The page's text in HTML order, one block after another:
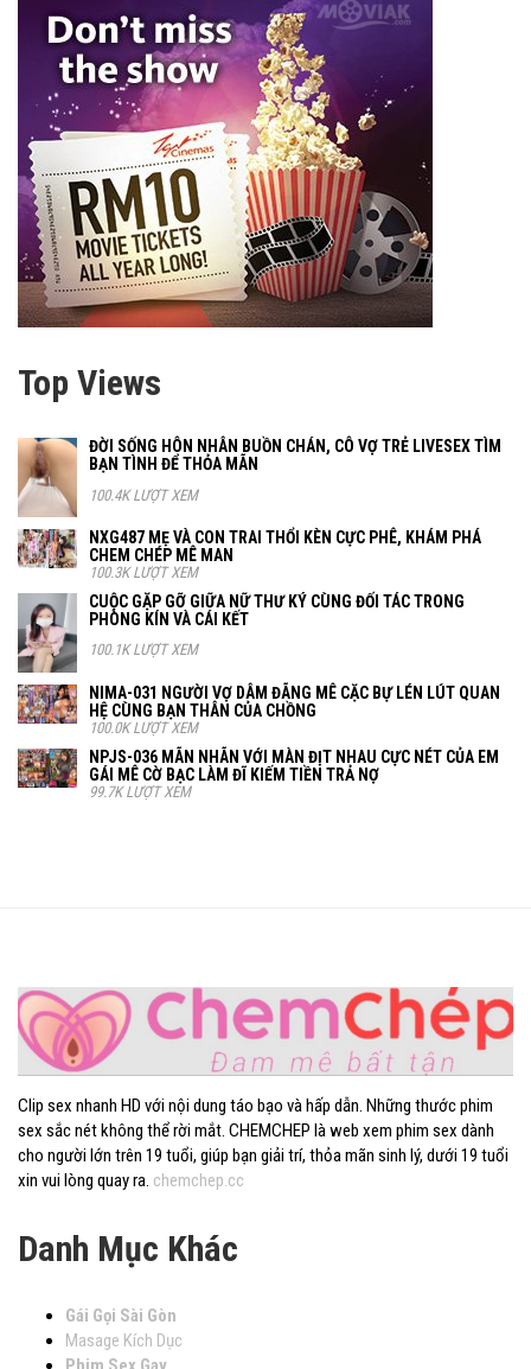
Top Views
ĐỜI SỐNG HÔN NHÂN BUỒN CHÁN, CÔ VỢ TRẺ LIVESEX TÌM
BẠN TÌNH ĐỂ THỎA MÃN
100.4K LƯỢT XEM
NXG487 MẸ VÀ CON TRAI THỔI KÈN CỰC PHÊ, KHÁM PHÁ
CHEM CHÉP MÊ MAN
100.3K LƯỢT XEM
CUỘC GẶP GỠ GIỮA NỮ THƯ KÝ CÙNG ĐỐI TÁC TRONG
PHÒNG KÍN VÀ CÁI KẾT
100.1K LƯỢT XEM
NIMA-031 NGƯỜI VỢ DÂM ĐÃNG MÊ CẶC BỰ LÉN LÚT QUAN
HỆ CÙNG BẠN THÂN CỦA CHỒNG
100.0K LƯỢT XEM
NPJS-036 MÃN NHÃN VỚI MÀN ĐỊT NHAU CỰC NÉT CỦA EM
GÁI MÊ CỜ BẠC LÀM ĐĨ KIẾM TIỀN TRẢ NỢ
99.7K LƯỢT XEM
Clip sex nhanh HD với nội dung táo bạo và hấp dẫn. Những thước phim
sex sắc nét không thể rời mắt. CHEMCHEP là web xem phim sex dành
cho người lớn trên 19 tuổi, giúp bạn giải trí, thỏa mãn sinh lý, dưới 19 tuổi
xin vui lòng quay ra. chemchep.cc
Danh Mục Khác
Gái Gọi Sài Gòn
Masage Kích Dục